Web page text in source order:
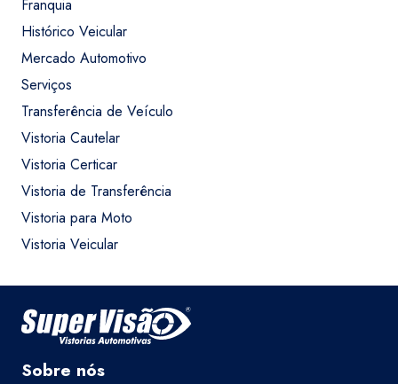
Franquia
Histórico Veicular
Mercado Automotivo
Serviços
Transferência de Veículo
Vistoria Cautelar
Vistoria Certicar
Vistoria de Transferência
Vistoria para Moto
Vistoria Veicular
Sobre nós